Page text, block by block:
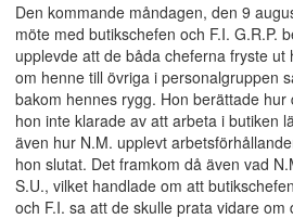
Den kommande måndagen, den 9
möte med butikschefen och F.I. G.R.P.
upplevde att de båda cheferna fryste
om henne till övriga i personalgruppen
bakom hennes rygg. Hon berättade
hon inte klarade av att arbeta i butiken
även hur N.M. upplevt
hon slutat. Det framkom då även vad
S.U., vilket handlade om att
och F.I. sa att de skulle prata vidare om